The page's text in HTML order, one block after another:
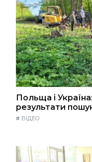
Польща і
результати
# ВІДЕО